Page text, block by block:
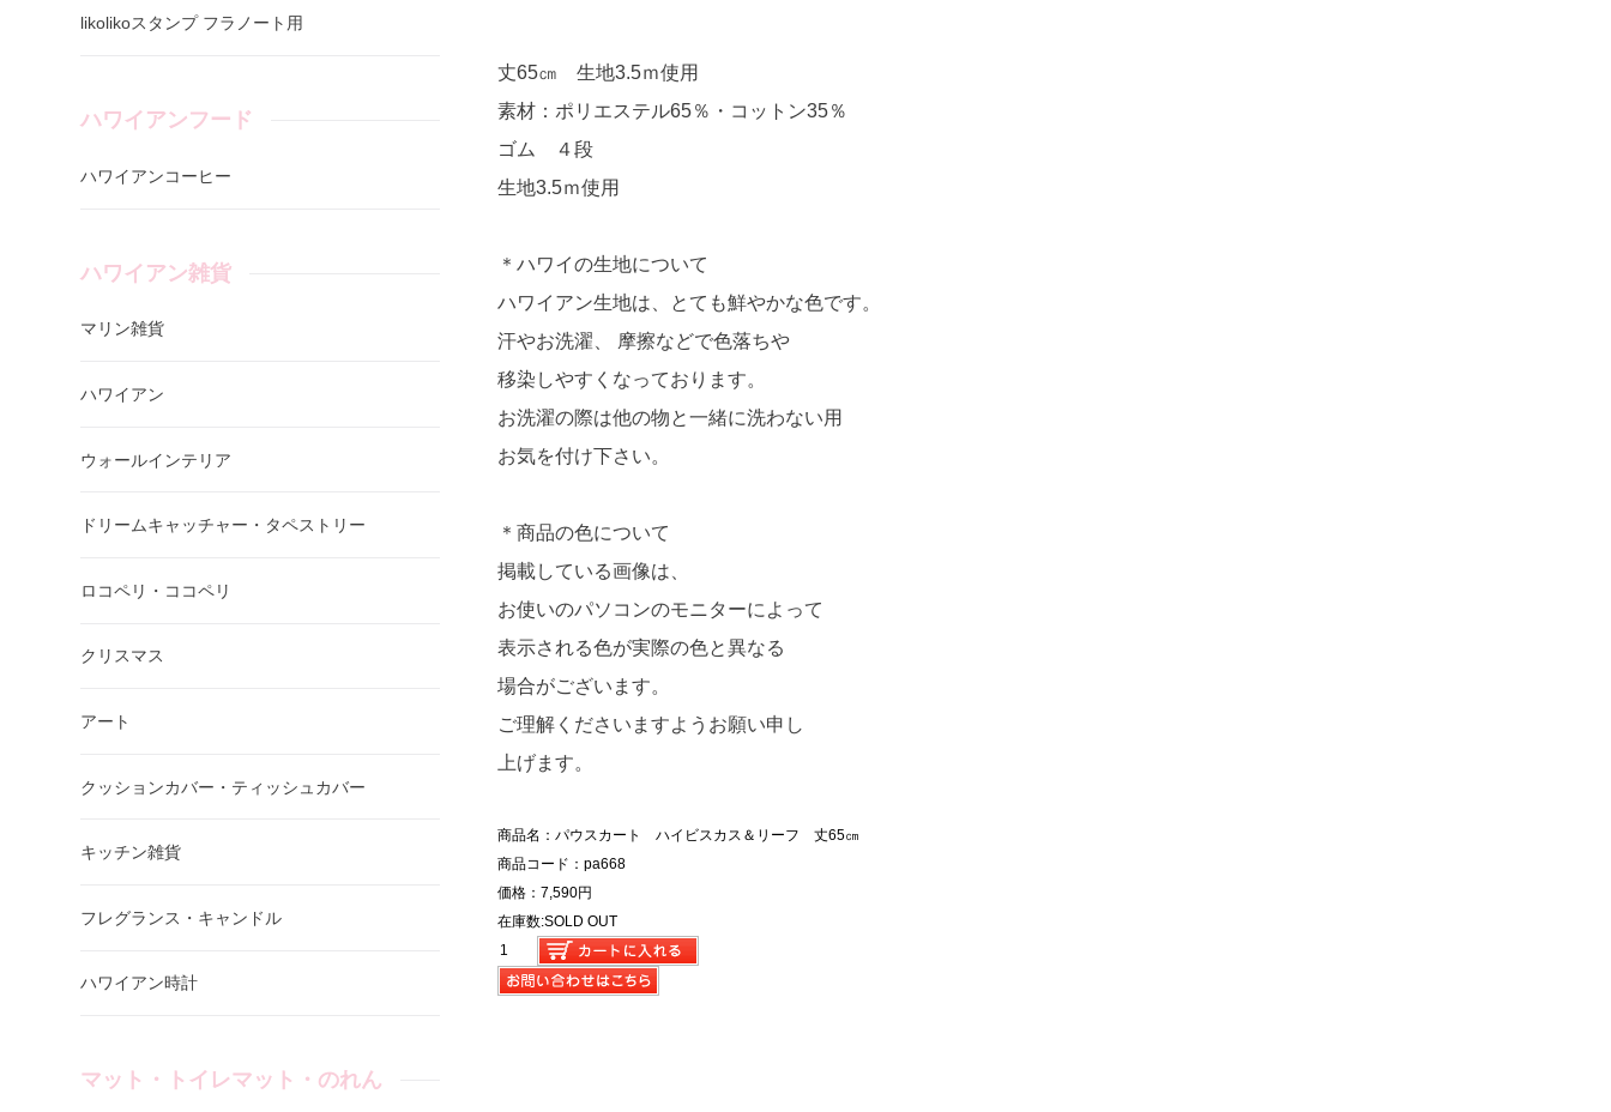
丈65㎝ 生地3.5ｍ使用
素材：ポリエステル65％・コットン35％
ゴム ４段
生地3.5ｍ使用
＊ハワイの生地について
ハワイアン生地は、とても鮮やかな色です。
汗やお洗濯、 摩擦などで色落ちや
移染しやすくなっております。
お洗濯の際は他の物と一緒に洗わない用
お気を付け下さい。
＊商品の色について
掲載している画像は、
お使いのパソコンのモニターによって
表示される色が実際の色と異なる
場合がございます。
ご理解くださいますようお願い申し
上げます。
商品名：パウスカート ハイビスカス＆リーフ 丈65㎝
商品コード：pa668
価格：7,590円
在庫数:SOLD OUT
likolikoスタンプ フラノート用
ハワイアンフード
ハワイアンコーヒー
ハワイアン雑貨
マリン雑貨
ハワイアン
ウォールインテリア
ドリームキャッチャー・タペストリー
ロコペリ・ココペリ
クリスマス
アート
クッションカバー・ティッシュカバー
キッチン雑貨
フレグランス・キャンドル
ハワイアン時計
マット・トイレマット・のれん